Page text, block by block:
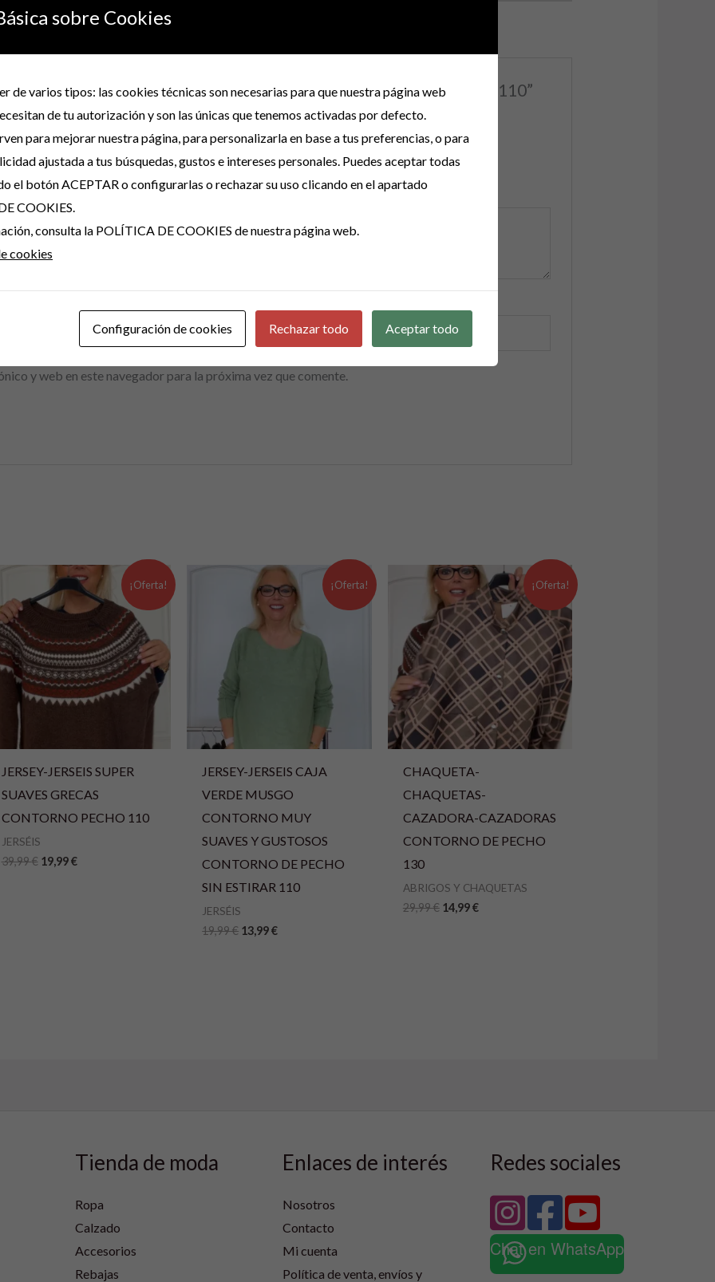
CAMISAS CHAMPAN VERDES CONTORNO DE PECHO 110”
será publicada.Los campos obligatorios están marcados con*
y web en este navegador para la próxima vez que comente.
¡Oferta!
JERSEY-JERSEIS SUPER
SUAVES GRECAS
CONTORNO PECHO 110
JERSÉIS
39,99€
precio
original
era:
19,99€
El
precio
actual
es:
19,99 €.
¡Oferta!
JERSEY-JERSEIS CAJA
VERDE MUSGO
CONTORNO MUY
SUAVES Y GUSTOSOS
CONTORNO DE PECHO
SIN ESTIRAR 110
JERSÉIS
19,99€
precio
original
era:
19,99 €.
13,99€
El
precio
actual
es:
13,99 €.
¡Oferta!
CHAQUETA-
CHAQUETAS-
CAZADORA-CAZADORAS
CONTORNO DE PECHO
130
ABRIGOS Y CHAQUETAS
29,99€
El
precio
original
era:
29,99 €.
14,99€
El
precio
actual
es:
14,99 €.
Tienda de moda
Ropa
Calzado
Accesorios
Rebajas
Enlaces de interés
Nosotros
Contacto
Mi cuenta
Política de venta, envíos y
Redes sociales
Chat en WhatsApp
sobre Cookies
de varios tipos: las cookies técnicas son necesarias para que nuestra página web
de tu autorización y son las únicas que tenemos activadas por defecto.
para mejorar nuestra página, para personalizarla en base a tus preferencias, o para
ajustada a tus búsquedas, gustos e intereses personales. Puedes aceptar todas
el botón ACEPTAR o configurarlas o rechazar su uso clicando en el apartado
COOKIES.
consulta la POLÍTICA DE COOKIES de nuestra página web.
cookies
Configuración de cookies Rechazar todo Aceptar todo